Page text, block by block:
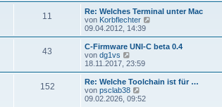
r
a
g
B
e
i
r
g
e
s
t
r
B
r
g
11
Re: Welches Terminal unter Mac
von Korbflechter
u
e
B
09.04.2012, 14:39
43
C-Firmware UNI-C beta 0.4
von dg1vs
e
u
e
s
t
18.11.2017, 23:59
152
Re: Welche Toolchain ist für …
von psclab38
e
09.02.2026, 09:52